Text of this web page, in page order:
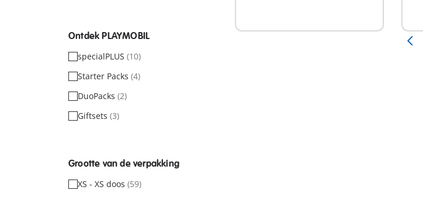
Ontdek PLAYMOBIL
specialPLUS (10)
Starter Packs (4)
DuoPacks (2)
Giftsets (3)
Grootte van de verpakking
XS - XS doos (59)